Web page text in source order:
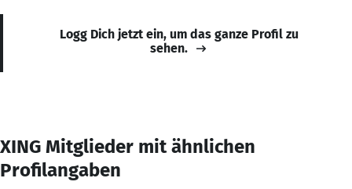
Logg Dich jetzt ein, um das ganze Profil zu
sehen.
XING Mitglieder mit ähnlichen
Profilangaben